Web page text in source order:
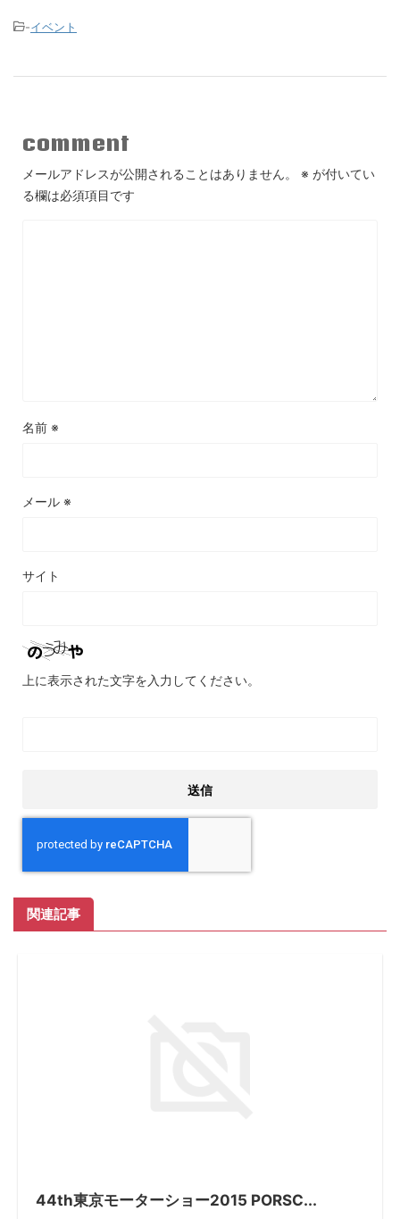
-イベント
comment
メールアドレスが公開されることはありません。 ※ が付いてい
る欄は必須項目です
名前 ※
メール ※
サイト
上に表示された文字を入力してください。
関連記事
44th東京モーターショー2015 PORSC...